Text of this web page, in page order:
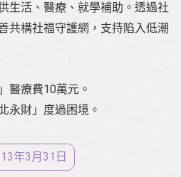
生活、醫療、就學補助。透過社
共構社福守護網，支持陷入低潮
醫療費10萬元。
永財」度過困境。
年3月31日